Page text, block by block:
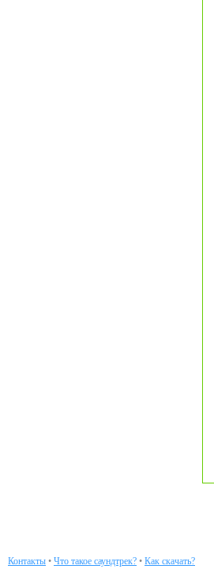
Контакты • Что такое саундтрек? • Как скачать?